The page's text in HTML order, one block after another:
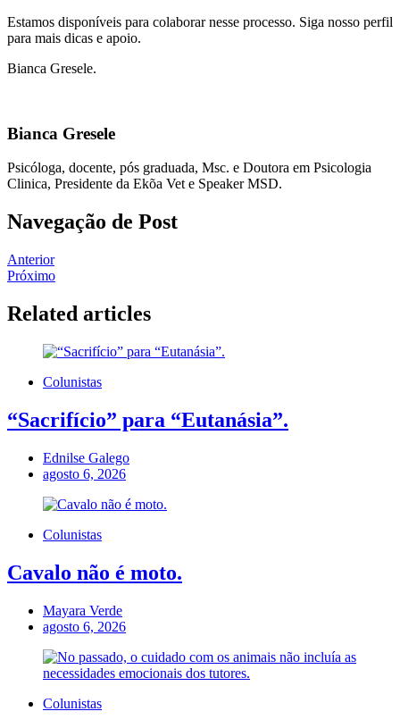
Estamos disponíveis para colaborar nesse processo. Siga nosso perfil
para mais dicas e apoio.
Bianca Gresele.
Bianca Gresele
Psicóloga, docente, pós graduada, Msc. e Doutora em Psicologia
Clinica, Presidente da Ekõa Vet e Speaker MSD.
Navegação de Post
Anterior
Próximo
Related articles
Colunistas
“Sacrifício” para “Eutanásia”.
Ednilse Galego
agosto 6, 2026
Colunistas
Cavalo não é moto.
Mayara Verde
agosto 6, 2026
Colunistas